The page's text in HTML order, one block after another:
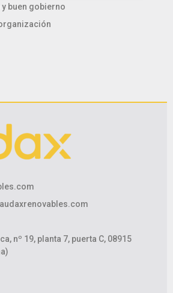
buen gobierno
nº 19, planta 7, puerta C, 08915